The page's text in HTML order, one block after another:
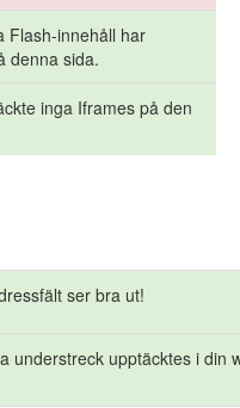
Flash-innehåll har
denna sida.
inga Iframes på den
ser bra ut!
understreck upptäcktes i din